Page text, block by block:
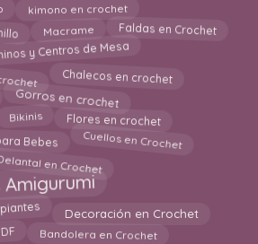
kimono en crochet
Macrame Faldas en Crochet
y Centros de Mesa
Chalecos en crochet
Gorros en crochet
Bikinis Flores en crochet
Bebes Cuellos en Crochet
en Crochet
Decoración en Crochet
Bandolera en Crochet